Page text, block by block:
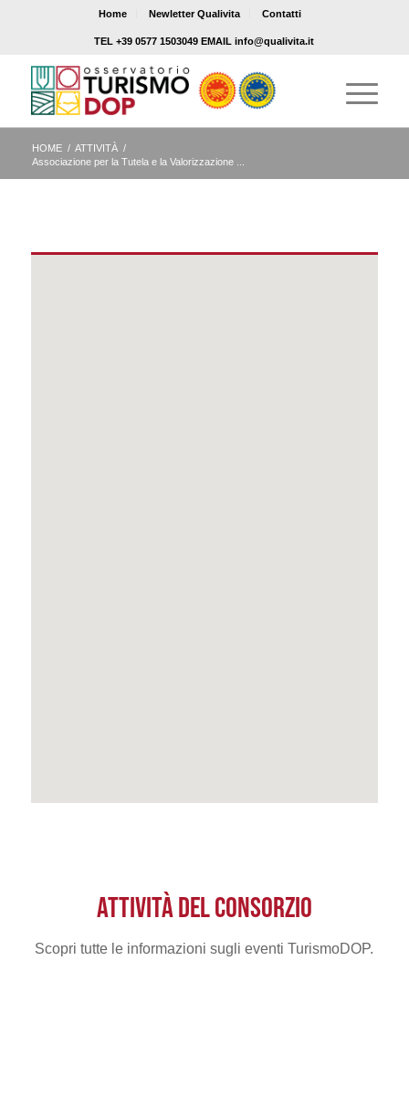
Home Newletter Qualivita Contatti
TEL +39 0577 1503049 EMAIL info@qualivita.it
HOME / ATTIVITÀ /
Associazione per la Tutela e la Valorizzazione ...
ATTIVITÀ DEL CONSORZIO
Scopri tutte le informazioni sugli eventi TurismoDOP.